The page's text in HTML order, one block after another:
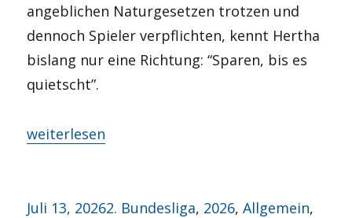
angeblichen Naturgesetzen trotzen und
dennoch Spieler verpflichten, kennt Hertha
bislang nur eine Richtung: “Sparen, bis es
quietscht”.
„Jetzt geht’s los?“
weiterlesen
Veröffentlicht
Juli 13, 2026Kategorien
2. Bundesliga, 2026,Allgemein,